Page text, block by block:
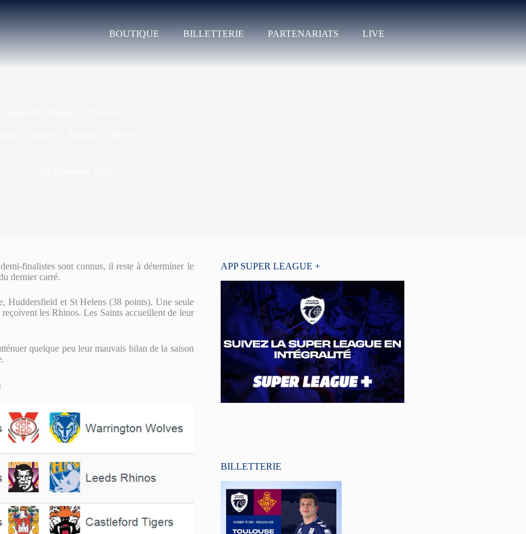
BOUTIQUE BILLETTERIE PARTENARIATS LIVE
finalistes sont connus, il reste à déterminer le
dernier carré.
Huddersfield et St Helens (38 points). Une seule
les Rhinos. Les Saints accueillent de leur
quelque peu leur mauvais bilan de la saison
APP SUPER LEAGUE +
BILLETTERIE